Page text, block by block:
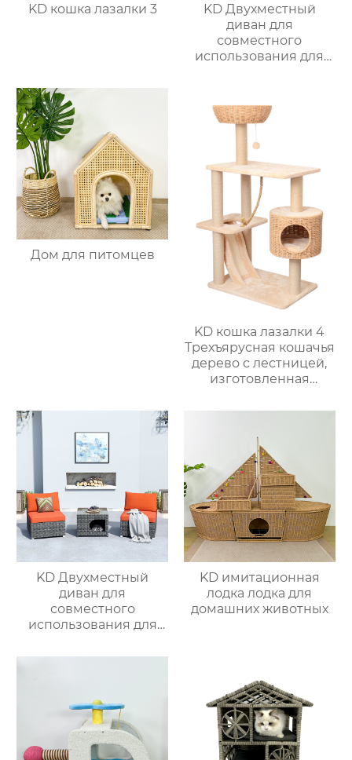
KD кошка лазалки 3
KD Двухместный
диван для
совместного
использования для
Дом для питомцев
KD кошка лазалки 4
Трехъярусная кошачья
дерево с лестницей,
изготовленная
KD Двухместный
диван для
совместного
использования для
KD имитационная
лодка лодка для
домашних животных